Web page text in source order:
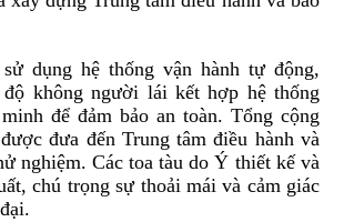
dụng hệ thống vận hành tự động,
không người lái kết hợp hệ thống
để đảm bảo an toàn. Tổng cộng
đưa đến Trung tâm điều hành và
nghiệm. Các toa tàu do Ý thiết kế và
chú trọng sự thoải mái và cảm giác